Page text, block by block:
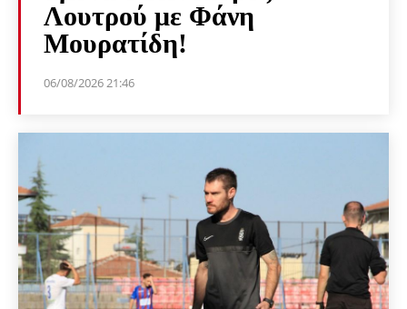
Λουτρού με Φάνη
Μουρατίδη!
06/08/2026 21:46